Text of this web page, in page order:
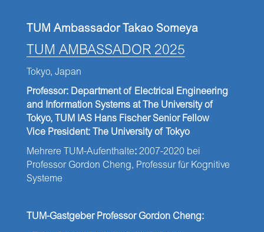
TUM Ambassador Takao Someya
TUM AMBASSADOR 2025
Tokyo, Japan
Professor: Department of Electrical Engineering
and Information Systems at
The University of
Tokyo,
TUM IAS Hans Fischer Senior Fellow
Vice President: The University of Tokyo
Mehrere TUM-Aufenthalte:2007-2020 bei
Professor Gordon Cheng, Professur für Kognitive
Systeme
TUM-Gastgeber Professor Gordon Cheng: